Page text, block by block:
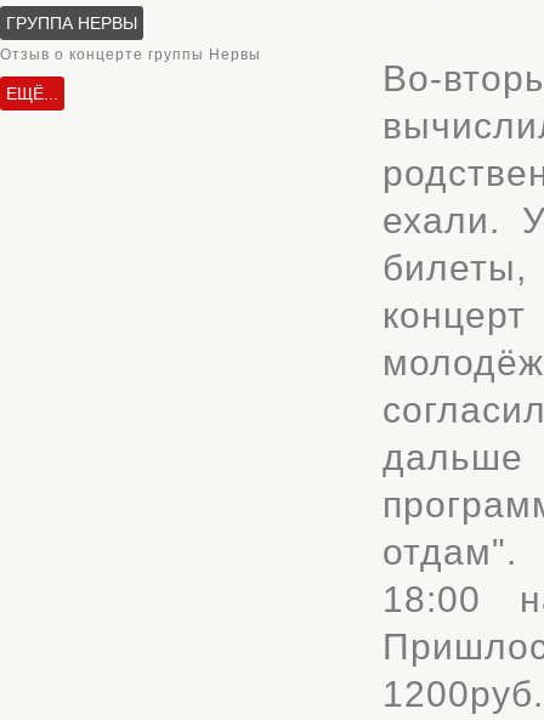
Во-
ехали.
дальше
отдам".
18:00
ГРУППА НЕРВЫ
Отзыв о концерте группы Нервы
ЕЩЁ...